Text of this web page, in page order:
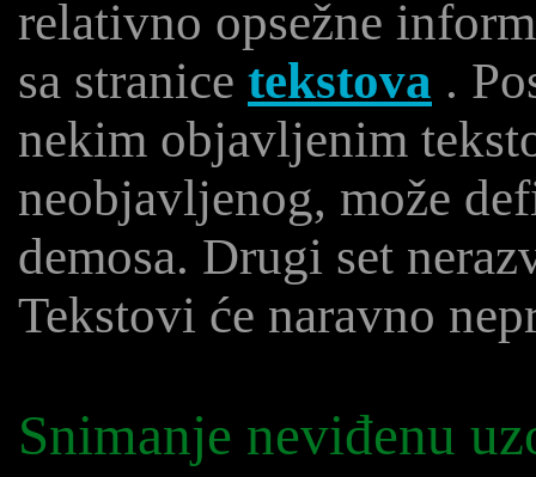
relativno opsežne
sa stranice tekstova .
nekim objavljenim
neobjavljenog, može
demosa. Drugi set
Tekstovi će naravno
Snimanje neviđenu